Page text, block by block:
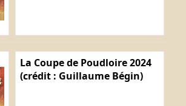
La Coupe de Poudloire 2024
(crédit : Guillaume Bégin)